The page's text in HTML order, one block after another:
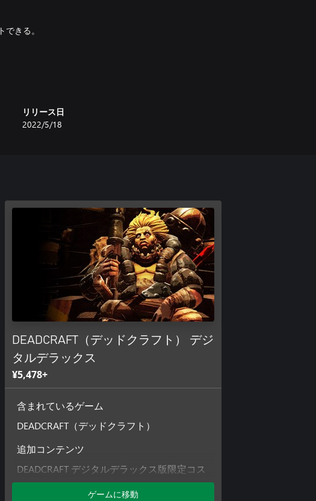
きる。
リリース日
2022/5/18
DEADCRAFT（デッドクラフト） デジ
タルデラックス
¥5,478+
含まれているゲーム
DEADCRAFT（デッドクラフト）
追加コンテンツ
DEADCRAFT デジタルデラックス版限定コス
チューム「忍衣装」＆資源パック
DEADCRAFT（デッドクラフト）追加コンテ
ゲームに移動